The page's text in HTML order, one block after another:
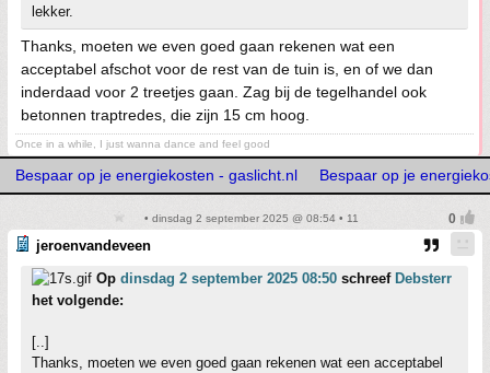
lekker.
Thanks, moeten we even goed gaan rekenen wat een
acceptabel afschot voor de rest van de tuin is, en of we dan
inderdaad voor 2 treetjes gaan. Zag bij de tegelhandel ook
betonnen traptredes, die zijn 15 cm hoog.
Once in a while, I just wanna dance and feel good
Bespaar op je energiekosten - gaslicht.nl Bespaar op je
• dinsdag 2 september 2025 @ 08:54 • 11
jeroenvandeveen
Op dinsdag 2 september 2025 08:50 schreef Debsterr
het volgende:
[..]
Thanks, moeten we even goed gaan rekenen wat een acceptabel